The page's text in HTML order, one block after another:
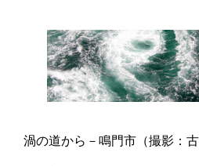
渦の道から－鳴門市（撮影：